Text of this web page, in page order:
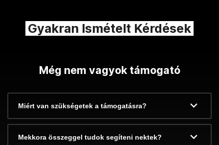
Gyakran Ismételt Kérdések
Még nem vagyok támogató
Miért van szükségetek a támogatásra?
Mekkora összeggel tudok segíteni nektek?